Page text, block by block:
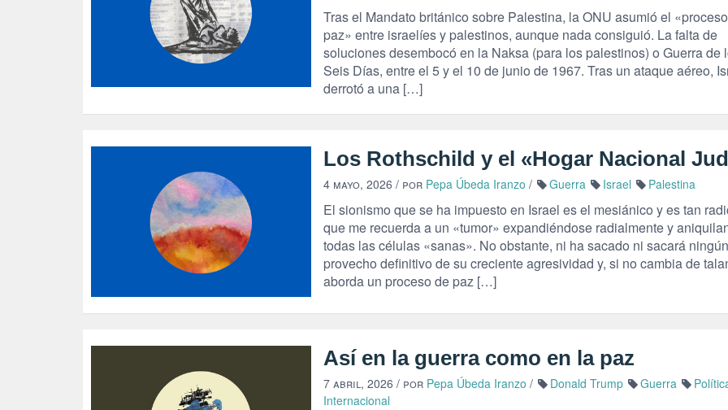
Tras el Mandato británico sobre Palestina, la ONU asumió el
paz» entre israelíes y palestinos, aunque nada consiguió. La falta de
soluciones desembocó en la Naksa (para los palestinos) o Guerra de
Seis Días, entre el 5 y el 10 de junio de 1967. Tras un ataque aéreo,
derrotó a una […]
Los Rothschild y el «Hogar Nacional
4 mayo, 2026 / por Pepa Úbeda Iranzo / Guerra Israel Palestina
El sionismo que se ha impuesto en Israel es el mesiánico y es tan
que me recuerda a un «tumor» expandiéndose radialmente y
todas las células «sanas». No obstante, ni ha sacado ni sacará ningún
provecho definitivo de su creciente agresividad y, si no cambia de
aborda un proceso de paz […]
Así en la guerra como en la paz
7 abril, 2026 / por Pepa Úbeda Iranzo / Donald Trump Guerra
Internacional